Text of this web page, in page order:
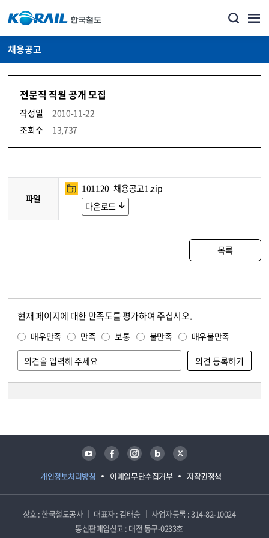
채용공고
전문직 직원 공개 모집
작성일
2010-11-22
조회수
13,737
코레일소개_경영공시_채용공고 상세보기 – 내용, 파일, 담당자 연락처로 구성
파일
101120_채용공고1.zip
다운로드
목록
현재 페이지에 대한 만족도를 평가하여 주십시오.
매우만족 만족 보통 불만족 매우불만족
개인정보처리방침 이메일무단수집거부 저작권정책
유튜브 페이스북 인스타그램 블로그 트위터
상호 : 한국철도공사 대표자 : 김태승
사업자등록 : 314-82-10024
통신판매업신고 : 대전 동구-0233호